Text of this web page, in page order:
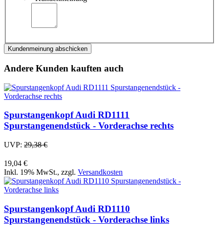
Kundenmeinung abschicken
Andere Kunden kauften auch
Spurstangenkopf Audi RD1111
Spurstangenendstück - Vorderachse rechts
UVP: 29,38 €
19,04 €
Inkl. 19% MwSt., zzgl. Versandkosten
Spurstangenkopf Audi RD1110
Spurstangenendstück - Vorderachse links